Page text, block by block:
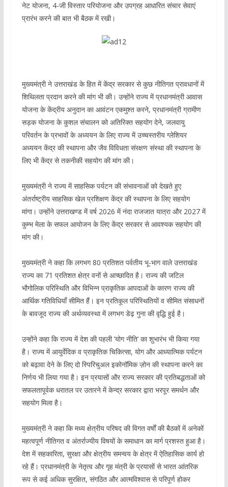
नेट योजना, 4-जी विस्तार परियोजना और उपग्रह आधारित संचार सेवाएं
प्रारंभ करने की बात भी बैठक में रखी।
मुख्यमंत्री ने उत्तराखंड के हित में केंद्र सरकार से कुछ नीतिगत प्रावधानों में
शिथिलता प्रदान करने की मांग भी की। उन्होंने राज्य में प्रधानमंत्री आवास
योजना के केंद्रीय अनुदान का आवंटन एकमुश्त करने, प्रधानमंत्री ग्रामीण
सड़क योजना के कुशल संचालन को अतिरिक्त सहयोग देने, जलवायु
परिवर्तन के प्रभावों के अध्ययन के लिए राज्य में उच्चस्तरीय ग्लेशियर
अध्ययन केंद्र की स्थापना और जैव विविधता संरक्षण संस्था की स्थापना के
लिए भी केंद्र से तकनीकी सहयोग की मांग की।
मुख्यमंत्री ने राज्य में साहसिक पर्यटन की संभावनाओं को देखते हुए
अंतर्राष्ट्रीय साहसिक खेल प्रशिक्षण केंद्र की स्थापना के लिए सहयोग
मांगा। उन्होंने उत्तराखण्ड में वर्ष 2026 में नंदा राजजात यात्रा और 2027 में
कुम्भ मेला के सफल आयोजन के लिए केंद्र सरकार से आवश्यक सहयोग की
मांग की।
मुख्यमंत्री ने कहा कि लगभग 80 प्रतिशत पर्वतीय भू-भाग वाले उत्तराखंड
राज्य का 71 प्रतिशत क्षेत्र वनों से आच्छादित है। राज्य की जटिल
भौगोलिक परिस्थिति और विभिन्न प्राकृतिक आपदाओं के कारण राज्य की
आर्थिक गतिविधियाँ सीमित हैं। इन प्रतिकूल परिस्थितियों व सीमित संसाधनों
के बावजूद राज्य की अर्थव्यवस्था में लगभग डेढ़ गुना की वृद्धि हुई है।
उन्होंने कहा कि राज्य में देश की पहली ’योग नीति’ का शुभारंभ भी किया गया
है। राज्य में आयुर्वेदिक व प्राकृतिक चिकित्सा, योग और आध्यात्मिक पर्यटन
को बढ़ावा देने के लिए दो स्पिरिचुअल इकोनॉमिक ज़ोन की स्थापना करने का
निर्णय भी लिया गया है। इन प्रयासों और राज्य सरकार की प्रतिबद्धताओं को
सफलतापूर्वक धरातल पर उतारने में केन्द्र सरकार द्वारा भरपूर समर्थन और
सहयोग मिला है।
मुख्यमंत्री ने कहा कि मध्य क्षेत्रीय परिषद की विगत वर्षों की बैठकों में अनेकों
महत्वपूर्ण नीतिगत व अंतर्राज्यीय विषयों के समाधान का मार्ग प्रशस्त हुआ है।
देश में सहकारिता, सुरक्षा और क्षेत्रीय समन्वय के क्षेत्र में ऐतिहासिक कार्य हो
रहे हैं। प्रधानमंत्री के नेतृत्व और गृह मंत्री के प्रयासों से भारत आंतरिक
रूप से कई अधिक सुरक्षित, संगठित और आत्मविश्वास से परिपूर्ण होकर